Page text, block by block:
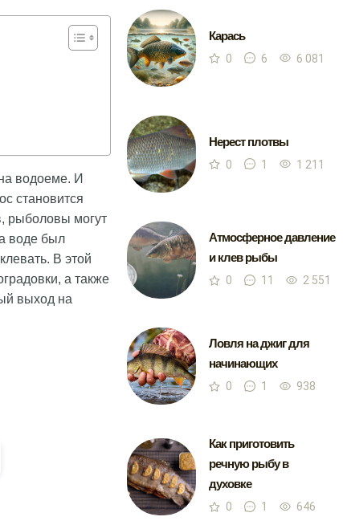
водоеме. И
становится
рыболовы могут
воде был
В этой
а также
выход на
Карась
0 6 6 081
Нерест плотвы
0 1 1 211
Атмосферное давление
и клев рыбы
0 11 2 551
Ловля на джиг для
начинающих
0 1 938
Как приготовить
речную рыбу в
духовке
0 1 646